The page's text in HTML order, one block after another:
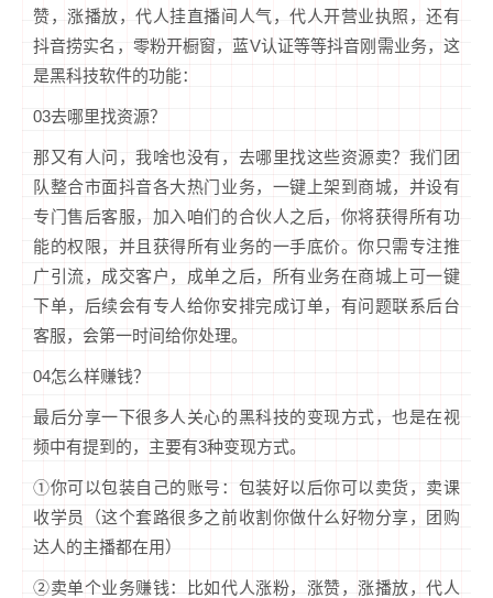
赞，涨播放，代人挂直播间人气，代人开营业执照，还有
抖音捞实名，零粉开橱窗，蓝V认证等等抖音刚需业务，这
是黑科技软件的功能：
03去哪里找资源？
那又有人问，我啥也没有，去哪里找这些资源卖？我们团
队整合市面抖音各大热门业务，一键上架到商城，并设有
专门售后客服，加入咱们的合伙人之后，你将获得所有功
能的权限，并且获得所有业务的一手底价。你只需专注推
广引流，成交客户，成单之后，所有业务在商城上可一键
下单，后续会有专人给你安排完成订单，有问题联系后台
客服，会第一时间给你处理。
04怎么样赚钱？
最后分享一下很多人关心的黑科技的变现方式，也是在视
频中有提到的，主要有3种变现方式。
①你可以包装自己的账号：包装好以后你可以卖货，卖课
收学员（这个套路很多之前收割你做什么好物分享，团购
达人的主播都在用）
②卖单个业务赚钱：比如代人涨粉，涨赞，涨播放，代人